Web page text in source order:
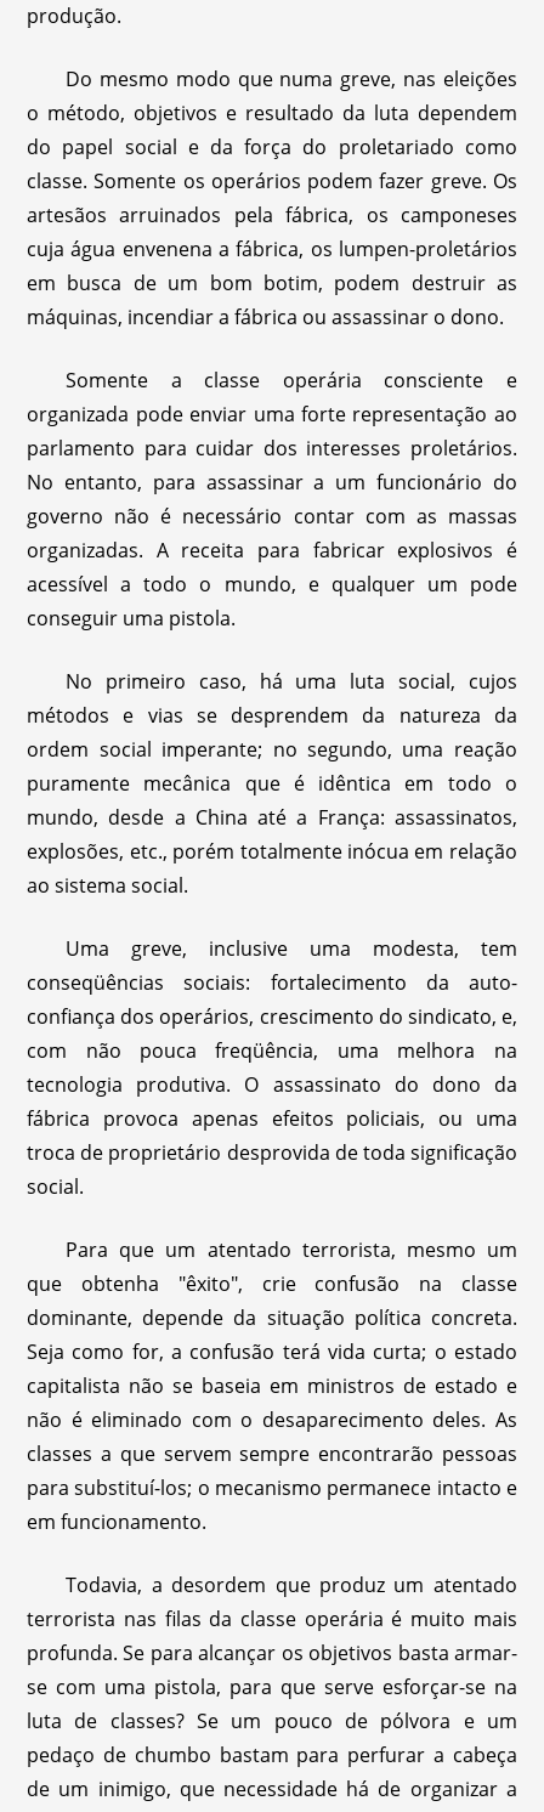
produção.
Do mesmo modo que numa greve, nas eleições
o método, objetivos e resultado da luta dependem
do papel social e da força do proletariado como
classe. Somente os operários podem fazer greve. Os
artesãos arruinados pela fábrica, os camponeses
cuja água envenena a fábrica, os lumpen-proletários
em busca de um bom botim, podem destruir as
máquinas, incendiar a fábrica ou assassinar o dono.
Somente a classe operária consciente e
organizada pode enviar uma forte representação ao
parlamento para cuidar dos interesses proletários.
No entanto, para assassinar a um funcionário do
governo não é necessário contar com as massas
organizadas. A receita para fabricar explosivos é
acessível a todo o mundo, e qualquer um pode
conseguir uma pistola.
No primeiro caso, há uma luta social, cujos
métodos e vias se desprendem da natureza da
ordem social imperante; no segundo, uma reação
puramente mecânica que é idêntica em todo o
mundo, desde a China até a França: assassinatos,
explosões, etc., porém totalmente inócua em relação
ao sistema social.
Uma greve, inclusive uma modesta, tem
conseqüências sociais: fortalecimento da auto-
confiança dos operários, crescimento do sindicato, e,
com não pouca freqüência, uma melhora na
tecnologia produtiva. O assassinato do dono da
fábrica provoca apenas efeitos policiais, ou uma
troca de proprietário desprovida de toda significação
social.
Para que um atentado terrorista, mesmo um
que obtenha "êxito", crie confusão na classe
dominante, depende da situação política concreta.
Seja como for, a confusão terá vida curta; o estado
capitalista não se baseia em ministros de estado e
não é eliminado com o desaparecimento deles. As
classes a que servem sempre encontrarão pessoas
para substituí-los; o mecanismo permanece intacto e
em funcionamento.
Todavia, a desordem que produz um atentado
terrorista nas filas da classe operária é muito mais
profunda. Se para alcançar os objetivos basta armar-
se com uma pistola, para que serve esforçar-se na
luta de classes? Se um pouco de pólvora e um
pedaço de chumbo bastam para perfurar a cabeça
de um inimigo, que necessidade há de organizar a